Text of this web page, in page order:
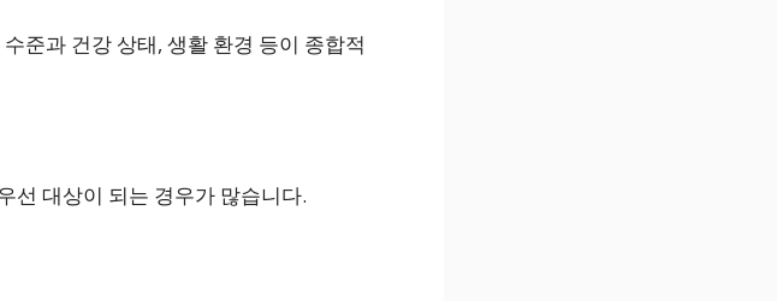
준과 건강 상태, 생활 환경 등이 종합적
선 대상이 되는 경우가 많습니다.